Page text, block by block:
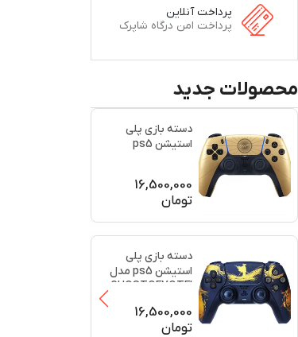
پرداخت آنلاین
پرداخت امن درگاه شاپرک
محصولات جدید
دسته بازی پلی
استیشن ps5
16,500,000
تومان
دسته بازی پلی
استیشن ps5 مدل
GHOSTOFYOTEI
16,500,000
تومان